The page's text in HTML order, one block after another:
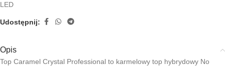
LED
Udostępnij:
Opis
Top Caramel Crystal Professional to karmelowy top hybrydowy No